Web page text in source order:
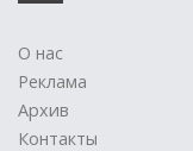
О нас
Реклама
Архив
Контакты